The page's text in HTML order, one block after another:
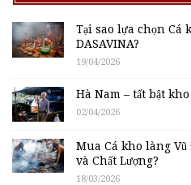
Tại sao lựa chọn Cá
DASAVINA?
19/04/2026
Hà Nam – tất bật
02/04/2026
Mua Cá kho làng Vũ
và Chất Lượng?
18/03/2026